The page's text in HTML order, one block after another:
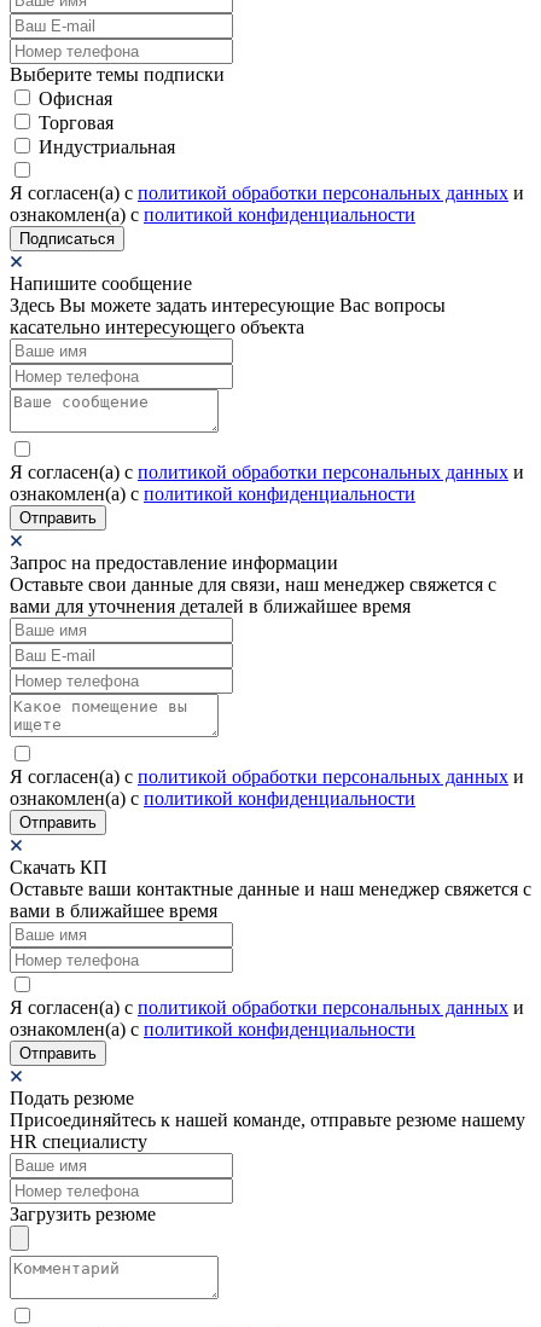
Выберите темы подписки
Офисная
Торговая
Индустриальная
Я согласен(а) c политикой обработки персональных данных и
ознакомлен(а) с политикой конфиденциальности
Подписаться
Напишите сообщение
Здесь Вы можете задать интересующие Вас вопросы
касательно интересующего объекта
Я согласен(а) c политикой обработки персональных данных и
ознакомлен(а) с политикой конфиденциальности
Отправить
Запрос на предоставление информации
Оставьте свои данные для связи, наш менеджер свяжется с
вами для уточнения деталей в ближайшее время
Я согласен(а) c политикой обработки персональных данных и
ознакомлен(а) с политикой конфиденциальности
Отправить
Скачать КП
Оставьте ваши контактные данные и наш менеджер свяжется с
вами в ближайшее время
Я согласен(а) c политикой обработки персональных данных и
ознакомлен(а) с политикой конфиденциальности
Отправить
Подать резюме
Присоединяйтесь к нашей команде, отправьте резюме нашему
HR специалисту
Загрузить резюме